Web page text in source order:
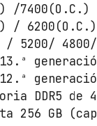
/
/
5200/ 4800/
DDR5 de
256 GB